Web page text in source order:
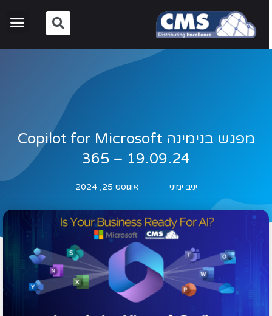
מפגש בנימינה Copilot for Microsoft
365 – 19.09.24
יניב ימיני אוגוסט 25, 2024